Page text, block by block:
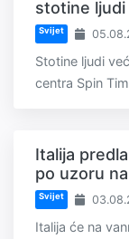
stotine
Svijet
Stotine ljudi
centra Spin
Italija
po uzoru
Svijet
Italija će na